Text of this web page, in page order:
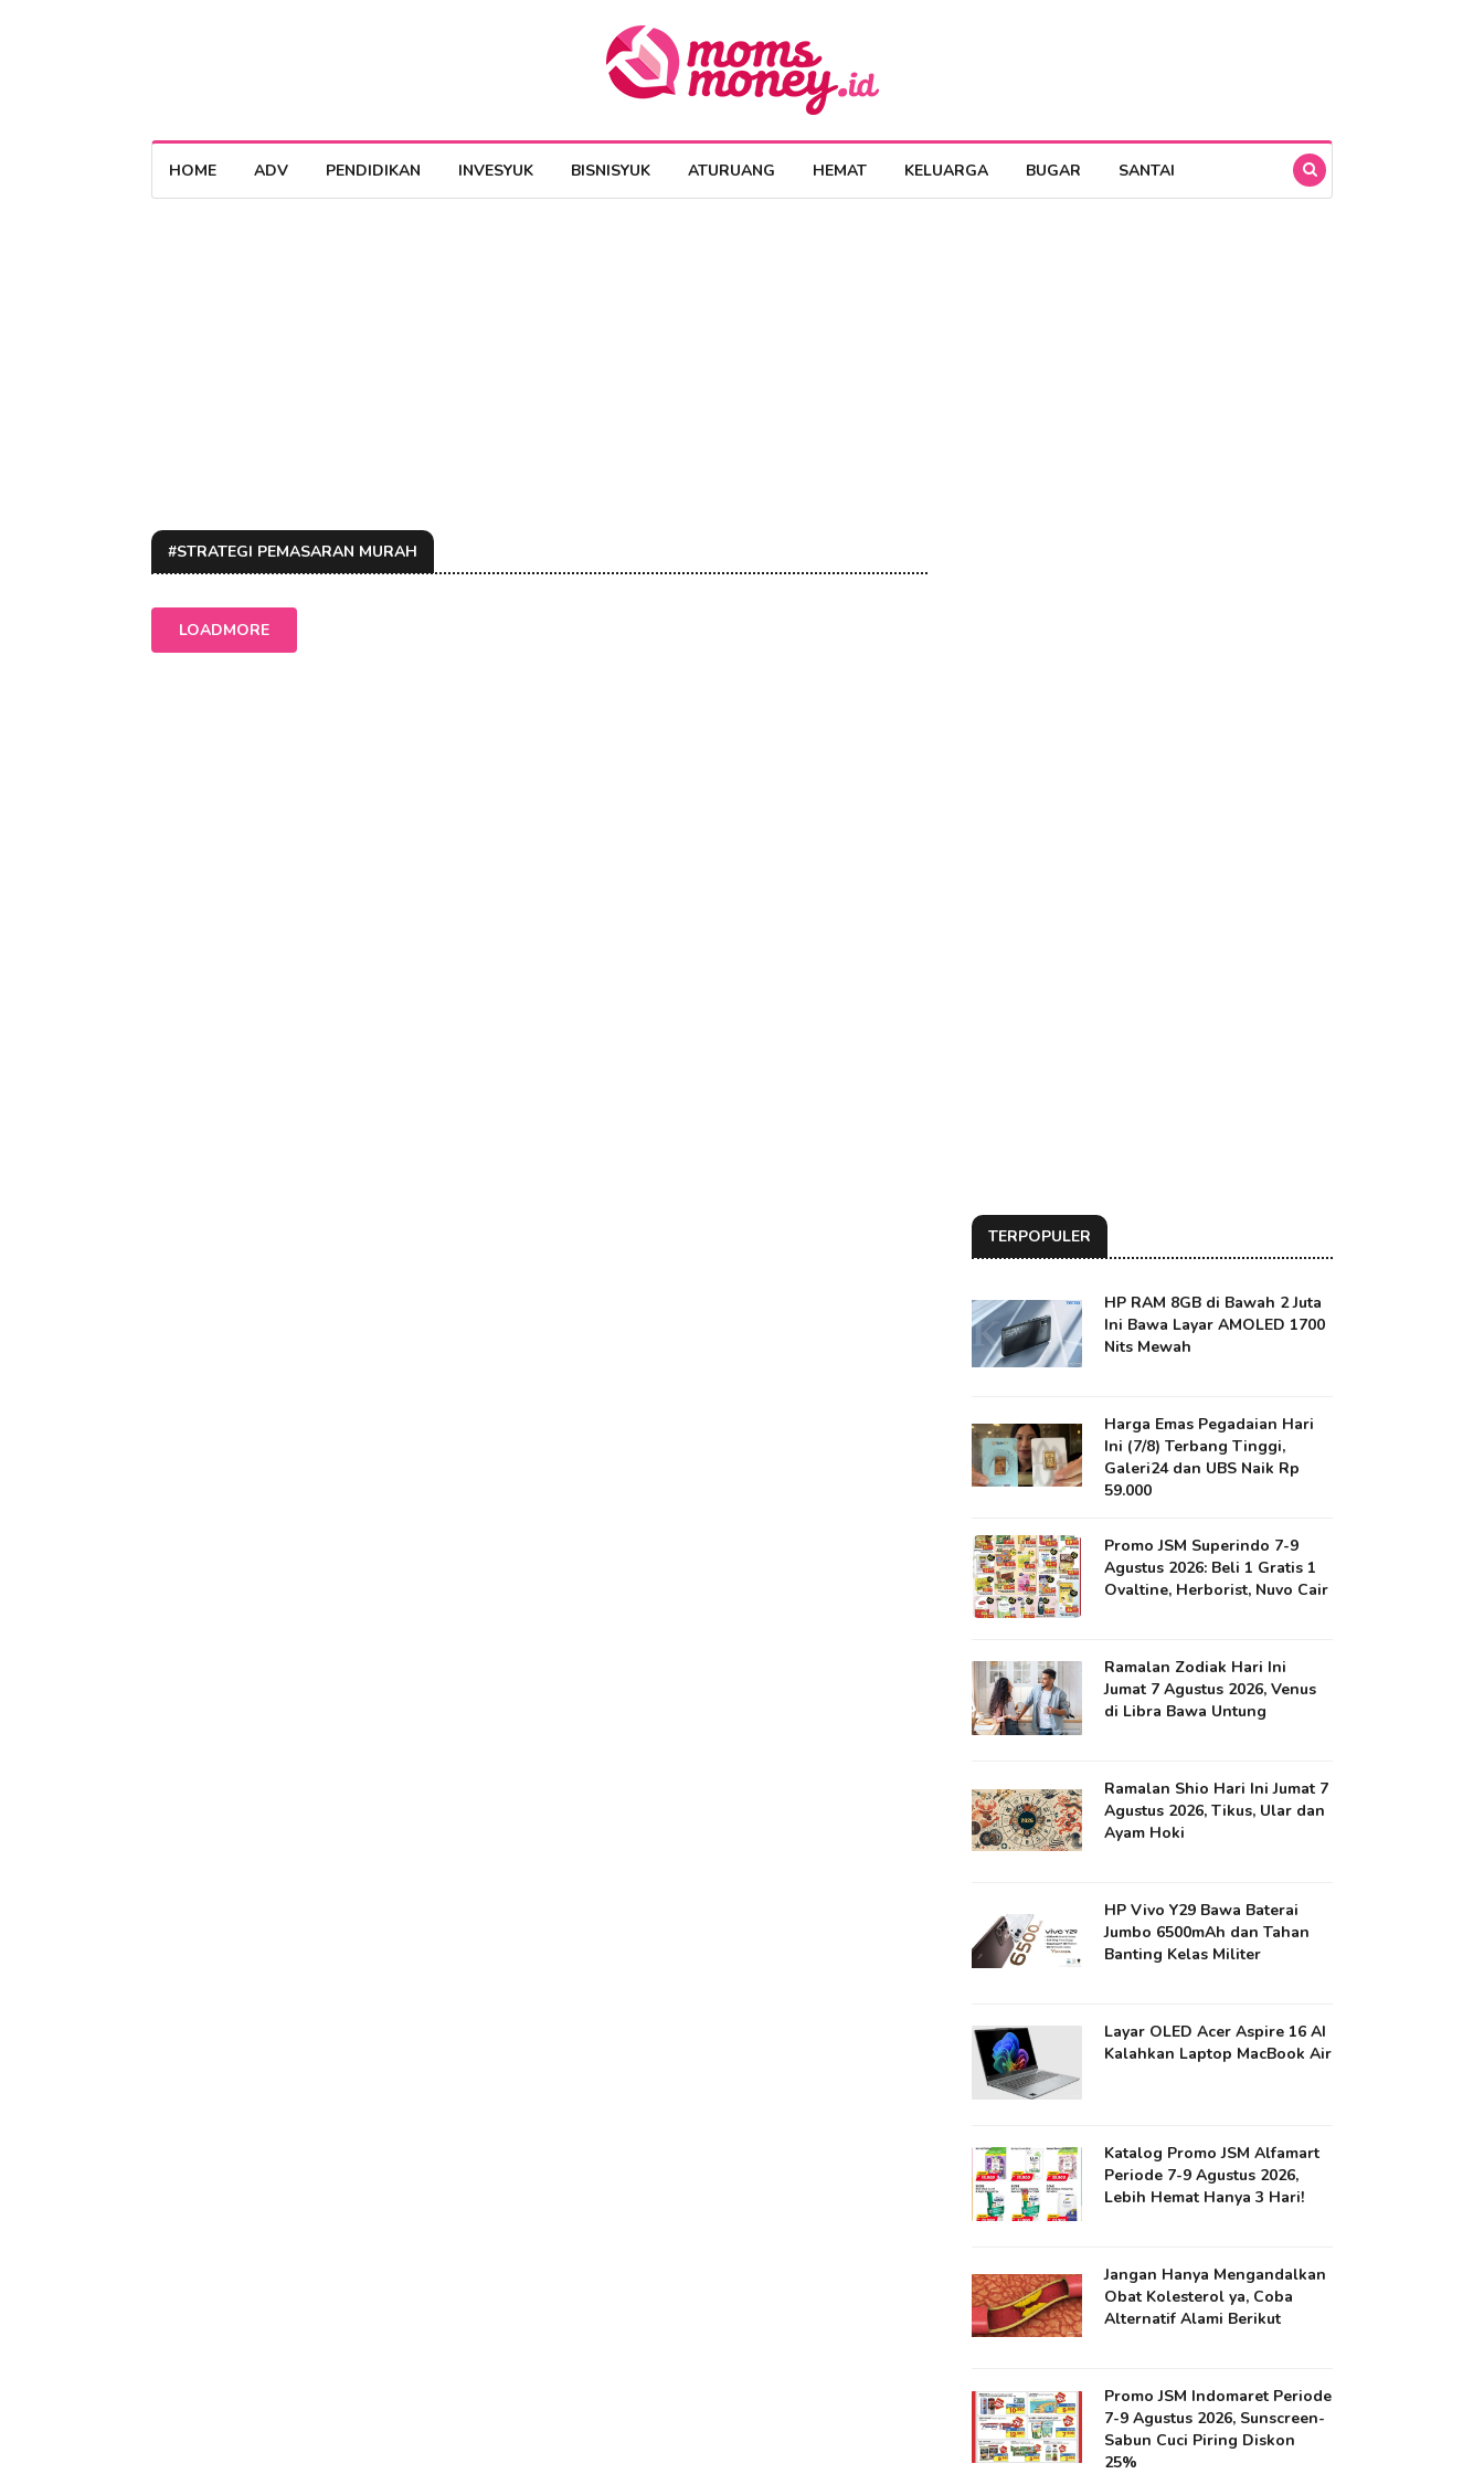
HOME ADV PENDIDIKAN INVESYUK BISNISYUK ATURUANG HEMAT KELUARGA BUGAR SANTAI
#STRATEGI PEMASARAN MURAH
LOADMORE
TERPOPULER
HP RAM 8GB di Bawah 2 Juta
Ini Bawa Layar AMOLED 1700
Nits Mewah
Harga Emas Pegadaian Hari
Ini (7/8) Terbang Tinggi,
Galeri24 dan UBS Naik Rp
59.000
Promo JSM Superindo 7-9
Agustus 2026: Beli 1 Gratis 1
Ovaltine, Herborist, Nuvo Cair
Ramalan Zodiak Hari Ini
Jumat 7 Agustus 2026, Venus
di Libra Bawa Untung
Ramalan Shio Hari Ini Jumat 7
Agustus 2026, Tikus, Ular dan
Ayam Hoki
HP Vivo Y29 Bawa Baterai
Jumbo 6500mAh dan Tahan
Banting Kelas Militer
Layar OLED Acer Aspire 16 AI
Kalahkan Laptop MacBook Air
Katalog Promo JSM Alfamart
Periode 7-9 Agustus 2026,
Lebih Hemat Hanya 3 Hari!
Jangan Hanya Mengandalkan
Obat Kolesterol ya​, Coba
Alternatif Alami Berikut
Promo JSM Indomaret Periode
7-9 Agustus 2026, Sunscreen-
Sabun Cuci Piring Diskon
25%